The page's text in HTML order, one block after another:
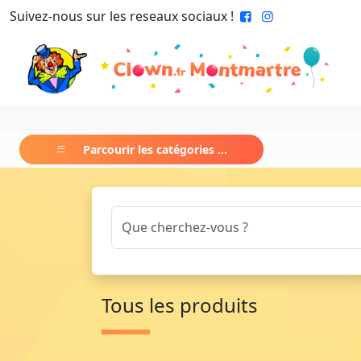
Suivez-nous sur les reseaux sociaux !
Parcourir les catégories ...
Tous les produits